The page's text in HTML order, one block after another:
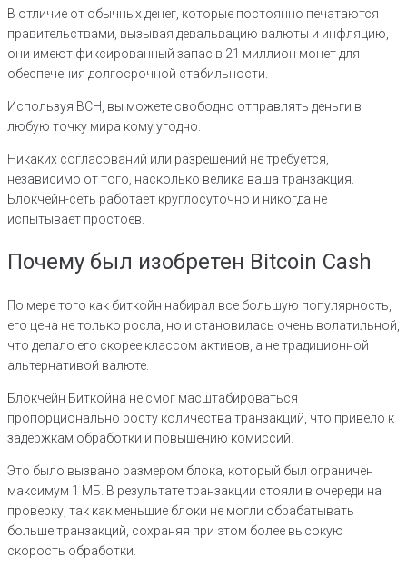
В отличие от обычных денег, которые постоянно печатаются
правительствами, вызывая девальвацию валюты и инфляцию,
они имеют фиксированный запас в 21 миллион монет для
обеспечения долгосрочной стабильности.
Используя BCH, вы можете свободно отправлять деньги в
любую точку мира кому угодно.
Никаких согласований или разрешений не требуется,
независимо от того, насколько велика ваша транзакция.
Блокчейн-сеть работает круглосуточно и никогда не
испытывает простоев.
Почему был изобретен Bitcoin Cash
По мере того как биткойн набирал все большую популярность,
его цена не только росла, но и становилась очень волатильной,
что делало его скорее классом активов, а не традиционной
альтернативой валюте.
Блокчейн Биткойна не смог масштабироваться
пропорционально росту количества транзакций, что привело к
задержкам обработки и повышению комиссий.
Это было вызвано размером блока, который был ограничен
максимум 1 МБ. В результате транзакции стояли в очереди на
проверку, так как меньшие блоки не могли обрабатывать
больше транзакций, сохраняя при этом более высокую
скорость обработки.